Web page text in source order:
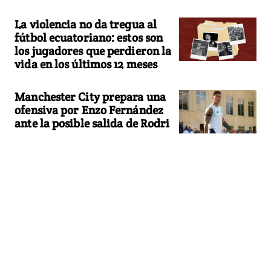
La violencia no da tregua al
fútbol ecuatoriano: estos son
los jugadores que perdieron la
vida en los últimos 12 meses
Manchester City prepara una
ofensiva por Enzo Fernández
ante la posible salida de Rodri